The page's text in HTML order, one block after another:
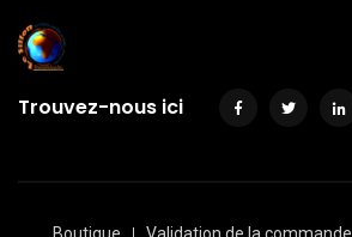
Trouvez-nous ici
Boutique Validation de la commande